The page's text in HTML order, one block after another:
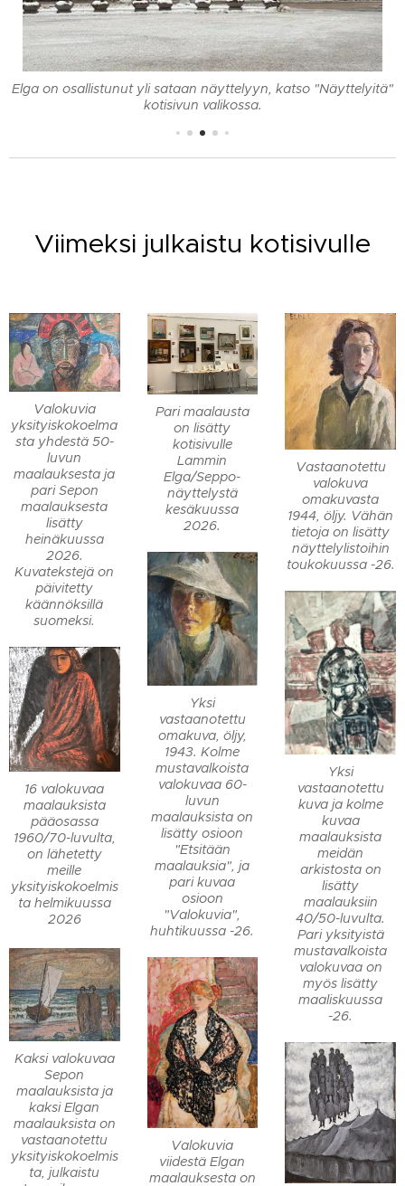
Elga on osallistunut yli sataan näyttelyyn, katso "Näyttelyitä"
kotisivun valikossa.
Viimeksi julkaistu kotisivulle
Valokuvia
yksityiskokoelma
sta yhdestä 50-
luvun
maalauksesta ja
pari Sepon
maalauksesta
lisätty
heinäkuussa
2026.
Kuvatekstejä on
päivitetty
käännöksillä
suomeksi.
Pari maalausta
on lisätty
kotisivulle
Lammin
Elga/Seppo-
näyttelystä
kesäkuussa
2026.
Vastaanotettu
valokuva
omakuvasta
1944, öljy. Vähän
tietoja on lisätty
näyttelylistoihin
toukokuussa -26.
Yksi
vastaanotettu
omakuva, öljy,
1943. Kolme
mustavalkoista
valokuvaa 60-
luvun
maalauksista on
lisätty osioon
"Etsitään
maalauksia", ja
pari kuvaa
osioon
"Valokuvia",
huhtikuussa -26.
Yksi
vastaanotettu
kuva ja kolme
kuvaa
maalauksista
meidän
arkistosta on
lisätty
maalauksiin
40/50-luvulta.
Pari yksityistä
mustavalkoista
valokuvaa on
myös lisätty
maaliskuussa
-26.
16 valokuvaa
maalauksista
pääosassa
1960/70-luvulta,
on lähetetty
meille
yksityiskokoelmis
ta helmikuussa
2026
Kaksi valokuvaa
Sepon
maalauksista ja
kaksi Elgan
maalauksista on
vastaanotettu
yksityiskokoelmis
ta, julkaistu
Valokuvia
viidestä Elgan
maalauksesta on